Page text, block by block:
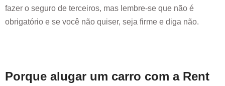
fazer o seguro de terceiros, mas lembre-se que não é
obrigatório e se você não quiser, seja firme e diga não.
Porque alugar um carro com a Rent